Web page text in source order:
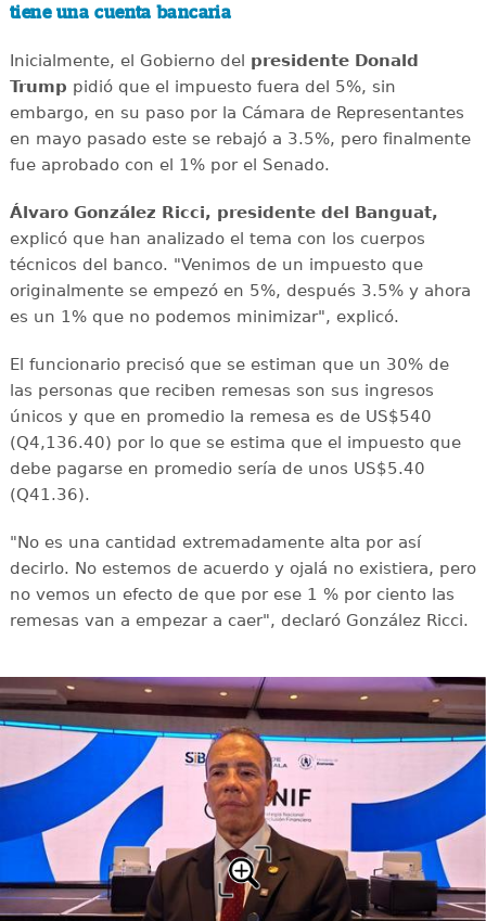
tiene una cuenta bancaria
Inicialmente, el Gobierno del presidente Donald
Trump pidió que el impuesto fuera del 5%, sin
embargo, en su paso por la Cámara de Representantes
en mayo pasado este se rebajó a 3.5%, pero finalmente
fue aprobado con el 1% por el Senado.
Álvaro González Ricci, presidente del Banguat,
explicó que han analizado el tema con los cuerpos
técnicos del banco. "Venimos de un impuesto que
originalmente se empezó en 5%, después 3.5% y ahora
es un 1% que no podemos minimizar", explicó.
El funcionario precisó que se estiman que un 30% de
las personas que reciben remesas son sus ingresos
únicos y que en promedio la remesa es de US$540
(Q4,136.40) por lo que se estima que el impuesto que
debe pagarse en promedio sería de unos US$5.40
(Q41.36).
"No es una cantidad extremadamente alta por así
decirlo. No estemos de acuerdo y ojalá no existiera, pero
no vemos un efecto de que por ese 1 % por ciento las
remesas van a empezar a caer", declaró González Ricci.